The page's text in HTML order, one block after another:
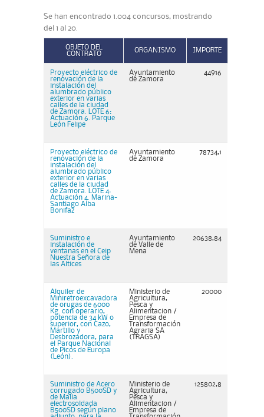
Se han encontrado 1.004 concursos, mostrando
del 1 al 20.
OBJETO DEL
CONTRATO
ORGANISMO IMPORTE
Proyecto eléctrico de
renovación de la
instalación del
alumbrado público
exterior en varias
calles de la ciudad
de Zamora. LOTE 6:
Actuación 6. Parque
León Felipe
Ayuntamiento
de Zamora
44916
Proyecto eléctrico de
renovación de la
instalación del
alumbrado público
exterior en varias
calles de la ciudad
de Zamora. LOTE 4:
Actuación 4. Marina-
Santiago Alba
Bonifaz
Ayuntamiento
de Zamora
78734,1
Suministro e
instalación de
ventanas en el Ceip
Nuestra Señora de
las Altices
Ayuntamiento
de Valle de
Mena
20638,84
Alquiler de
Miniretroexcavadora
de orugas de 6000
Kg. con operario,
potencia de 34 kW o
superior, con Cazo,
Martillo y
Desbrozadora, para
el Parque Nacional
de Picos de Europa
(León).
Ministerio de
Agricultura,
Pesca y
Alimentacion /
Empresa de
Transformación
Agraria SA
(TRAGSA)
20000
Suministro de Acero
corrugado B500SD y
de Malla
electrosoldada
B500SD según plano
Ministerio de
Agricultura,
Pesca y
Alimentacion /
Empresa de
125802,8